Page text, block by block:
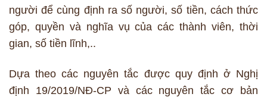
người để cùng định ra số người, số tiền, cách thức
góp, quyền và nghĩa vụ của các thành viên, thời
gian, số tiền lĩnh,..
Dựa theo các nguyên tắc được quy định ở Nghị
định 19/2019/NĐ-CP và các nguyên tắc cơ bản